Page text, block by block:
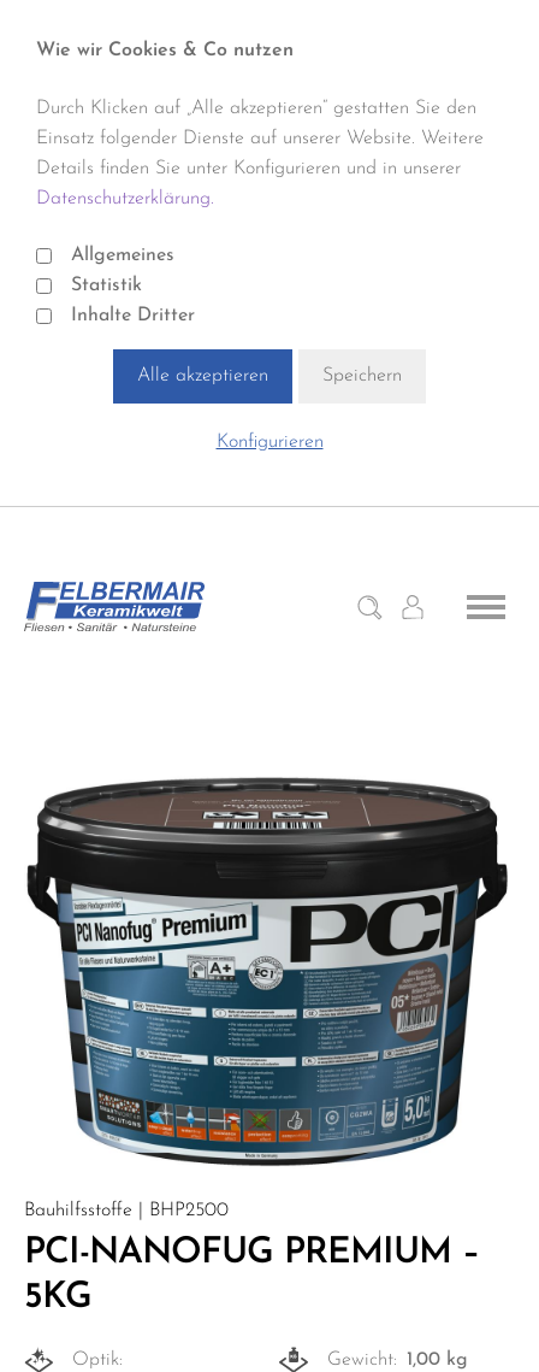
Wie wir Cookies & Co nutzen
Durch Klicken auf „Alle akzeptieren“ gestatten Sie den
Einsatz folgender Dienste auf unserer Website. Weitere
Details finden Sie unter Konfigurieren und in unserer
Datenschutzerklärung.
Allgemeines
Statistik
Inhalte Dritter
Alle akzeptieren Speichern
Konfigurieren
Bauhilfsstoffe | BHP2500
PCI-NANOFUG PREMIUM –
5KG
Optik: Gewicht: 1,00 kg